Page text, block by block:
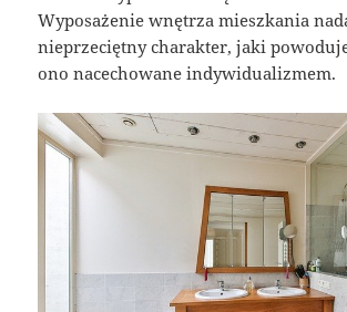
Wyposażenie wnętrza mieszkania
nieprzeciętny charakter, jaki
ono nacechowane indywidualizmem.